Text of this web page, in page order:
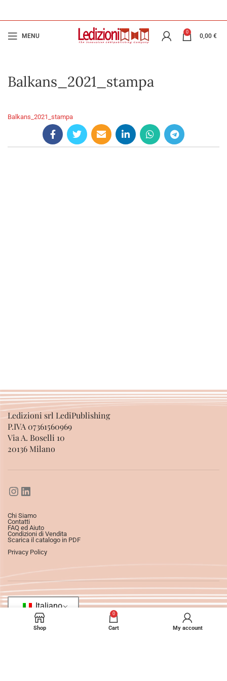
MENU
0
0,00 €
Balkans_2021_stampa
Balkans_2021_stampa
Ledizioni srl LediPublishing
P.IVA 07361560969
Via A. Boselli 10
20136 Milano
Chi Siamo
Contatti
FAQ ed Aiuto
Condizioni di Vendita
Scarica il catalogo in PDF
Privacy Policy
Italiano
Shop
0
Cart My account